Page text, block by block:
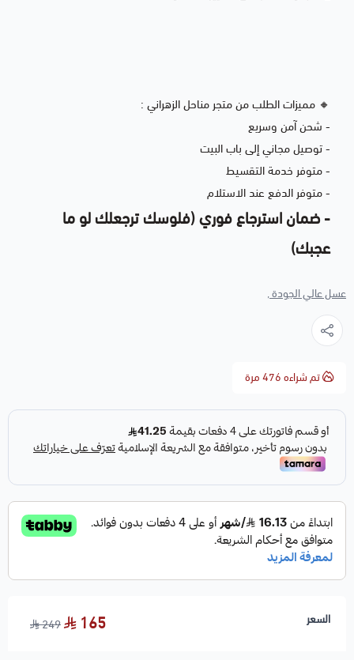
🔸 مميزات الطلب من متجر مناحل الزهراني :
- شحن آمن وسريع
- توصيل مجاني إلى باب البيت
- متوفر خدمة التقسيط
- متوفر الدفع عند الاستلام
- ⁠ضمان استرجاع فوري (فلوسك ترجعلك لو ما
عجبك)
عسل عالي الجودة ,
تم شراءه476مرة
السعر 165
249